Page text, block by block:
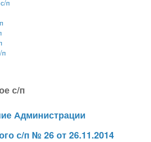
п
п
с/п
Администрации
с/п № 26 от 26.11.2014